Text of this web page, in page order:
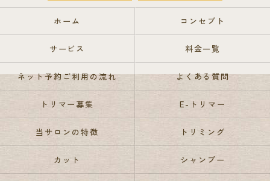
ホーム コンセプト
サービス 料金一覧
ネット予約ご利用の流れ よくある質問
トリマー募集 E-トリマー
当サロンの特徴 トリミング
カット シャンプー